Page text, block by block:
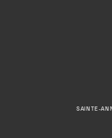
SAINTE-